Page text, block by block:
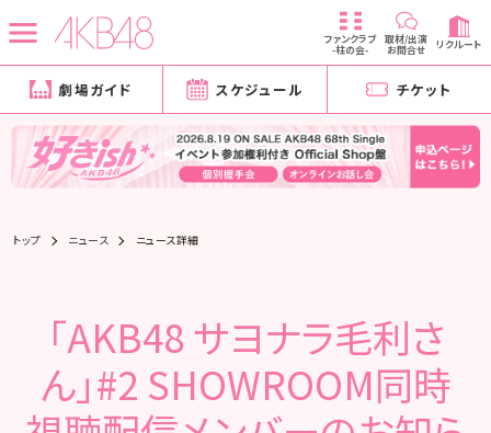
ファンクラブ
-柱の会-
取材/出演
お問合せ リクルート
劇場ガイド スケジュール チケット
トップ ニュース ニュース詳細
「AKB48 サヨナラ毛利さ
ん」#2 SHOWROOM同時